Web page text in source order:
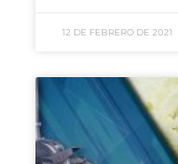
12 DE FEBRERO DE 2021